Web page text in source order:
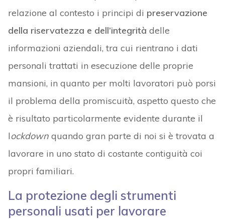
relazione al contesto i principi di preservazione
della riservatezza e dell’integrità delle
informazioni aziendali, tra cui rientrano i dati
personali trattati in esecuzione delle proprie
mansioni, in quanto per molti lavoratori può porsi
il problema della promiscuità, aspetto questo che
è risultato particolarmente evidente durante il
lockdownquando gran parte di noi si è trovata a
lavorare in uno stato di costante contiguità coi
propri familiari.
La protezione degli strumenti
personali usati per lavorare